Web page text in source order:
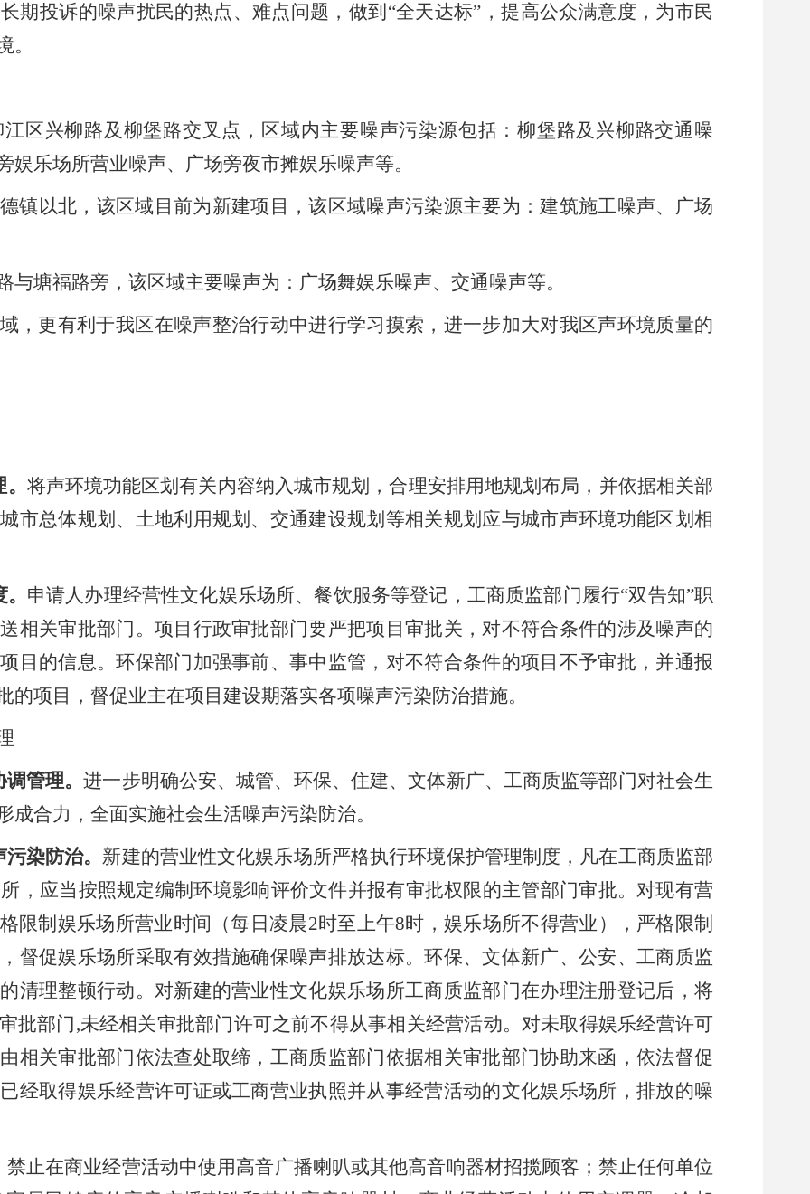
期投诉的噪声扰民的热点、难点问题，做到 “全天达标” ，提高公众满意度，为市民
。
江区兴柳路及柳堡路交叉点，区域内主要噪声污染源包括：柳堡路及兴柳路交通噪
乐场所营业噪声、广场旁夜市摊娱乐噪声等。
镇以北，该区域目前为新建项目，该区域噪声污染源主要为：建筑施工噪声、广场
与塘福路旁，该区域主要噪声为：广场舞娱乐噪声、交通噪声等。
，更有利于我区在噪声整治行动中进行学习摸索，进一步加大对我区声环境质量的
将声环境功能区划有关内容纳入城市规划，合理安排用地规划布局，并依据相关部
市总体规划、土地利用规划、交通建设规划等相关规划应与城市声环境功能区划相
申请人办理经营性文化娱乐场所、餐饮服务等登记，工商质监部门履行“双告知”职
相关审批部门。项目行政审批部门要严把项目审批关，对不符合条件的涉及噪声的
目的信息。环保部门加强事前、事中监管，对不符合条件的项目不予审批，并通报
项目，督促业主在项目建设期落实各项噪声污染防治措施。
调管理。进一步明确公安、城管、环保、住建、文体新广、工商质监等部门对社会生
合力，全面实施社会生活噪声污染防治。
染防治。 新建的营业性文化娱乐场所严格执行环境保护管理制度，凡在工商质监部
，应当按照规定编制环境影响评价文件并报有审批权限的主管部门审批。对现有营
限制娱乐场所营业时间（每日凌晨2时至上午8时，娱乐场所不得营业），严格限制
督促娱乐场所采取有效措施确保噪声排放达标。环保、文体新广、公安、工商质监
清理整顿行动。对新建的营业性文化娱乐场所工商质监部门在办理注册登记后，将
批部门,未经相关审批部门许可之前不得从事相关经营活动。对未取得娱乐经营许可
相关审批部门依法查处取缔，工商质监部门依据相关审批部门协助来函，依法督促
经取得娱乐经营许可证或工商营业执照并从事经营活动的文化娱乐场所，排放的噪
禁止在商业经营活动中使用高音广播喇叭或其他高音响器材招揽顾客；禁止任何单位